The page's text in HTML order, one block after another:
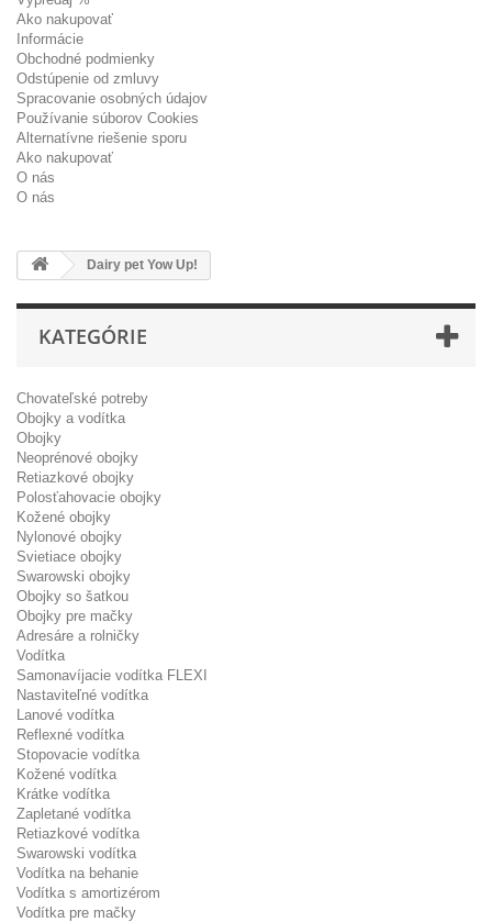
Ako nakupovať
Informácie
Obchodné podmienky
Odstúpenie od zmluvy
Spracovanie osobných údajov
Používanie súborov Cookies
Alternatívne riešenie sporu
Ako nakupovať
O nás
O nás
Dairy pet Yow Up!
KATEGÓRIE
Chovateľské potreby
Obojky a vodítka
Obojky
Neoprénové obojky
Retiazkové obojky
Polosťahovacie obojky
Kožené obojky
Nylonové obojky
Svietiace obojky
Swarowski obojky
Obojky so šatkou
Obojky pre mačky
Adresáre a rolničky
Vodítka
Samonavíjacie vodítka FLEXI
Nastaviteľné vodítka
Lanové vodítka
Reflexné vodítka
Stopovacie vodítka
Kožené vodítka
Krátke vodítka
Zapletané vodítka
Retiazkové vodítka
Swarowski vodítka
Vodítka na behanie
Vodítka s amortizérom
Vodítka pre mačky